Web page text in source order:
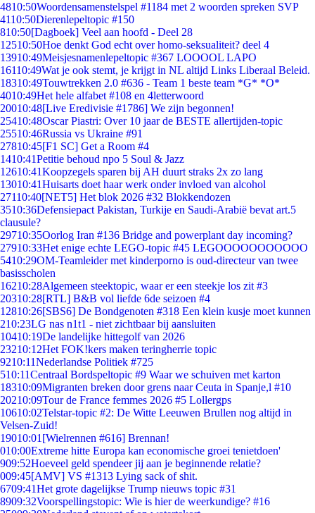
4810:50Woordensamenstelspel #1184 met 2 woorden spreken SVP
4110:50Dierenlepeltopic #150
810:50[Dagboek] Veel aan hoofd - Deel 28
12510:50Hoe denkt God echt over homo-seksualiteit? deel 4
13910:49Meisjesnamenlepeltopic #367 LOOOOL LAPO
16110:49Wat je ook stemt, je krijgt in NL altijd Links Liberaal Beleid.
18310:49Touwtrekken 2.0 #636 - Team 1 beste team *G* *O*
4010:49Het hele alfabet #108 en 4letterwoord
20010:48[Live Eredivisie #1786] We zijn begonnen!
25410:48Oscar Piastri: Over 10 jaar de BESTE allertijden-topic
25510:46Russia vs Ukraine #91
27810:45[F1 SC] Get a Room #4
1410:41Petitie behoud npo 5 Soul & Jazz
12610:41Koopzegels sparen bij AH duurt straks 2x zo lang
13010:41Huisarts doet haar werk onder invloed van alcohol
27110:40[NET5] Het blok 2026 #32 Blokkendozen
3510:36Defensiepact Pakistan, Turkije en Saudi-Arabië bevat art.5
clausule?
29710:35Oorlog Iran #136 Bridge and powerplant day incoming?
27910:33Het enige echte LEGO-topic #45 LEGOOOOOOOOOOO
5410:29OM-Teamleider met kinderporno is oud-directeur van twee
basisscholen
16210:28Algemeen steektopic, waar er een steekje los zit #3
20310:28[RTL] B&B vol liefde 6de seizoen #4
12810:26[SBS6] De Bondgenoten #318 Een klein kusje moet kunnen
210:23LG nas n1t1 - niet zichtbaar bij aansluiten
10410:19De landelijke hittegolf van 2026
23210:12Het FOK!kers maken teringherrie topic
9210:11Nederlandse Politiek #725
510:11Centraal Bordspeltopic #9 Waar we schuiven met karton
18310:09Migranten breken door grens naar Ceuta in Spanje,l #10
20210:09Tour de France femmes 2026 #5 Lollergps
10610:02Telstar-topic #2: De Witte Leeuwen Brullen nog altijd in
Velsen-Zuid!
19010:01 [Wielrennen #616] Brennan!
010:00Extreme hitte Europa kan economische groei tenietdoen'
909:52Hoeveel geld spendeer jij aan je beginnende relatie?
009:45[AMV] VS #1313 Lying sack of shit.
6709:41Het grote dagelijkse Trump nieuws topic #31
8909:32Voorspellingstopic: Wie is hier de weerkundige? #16